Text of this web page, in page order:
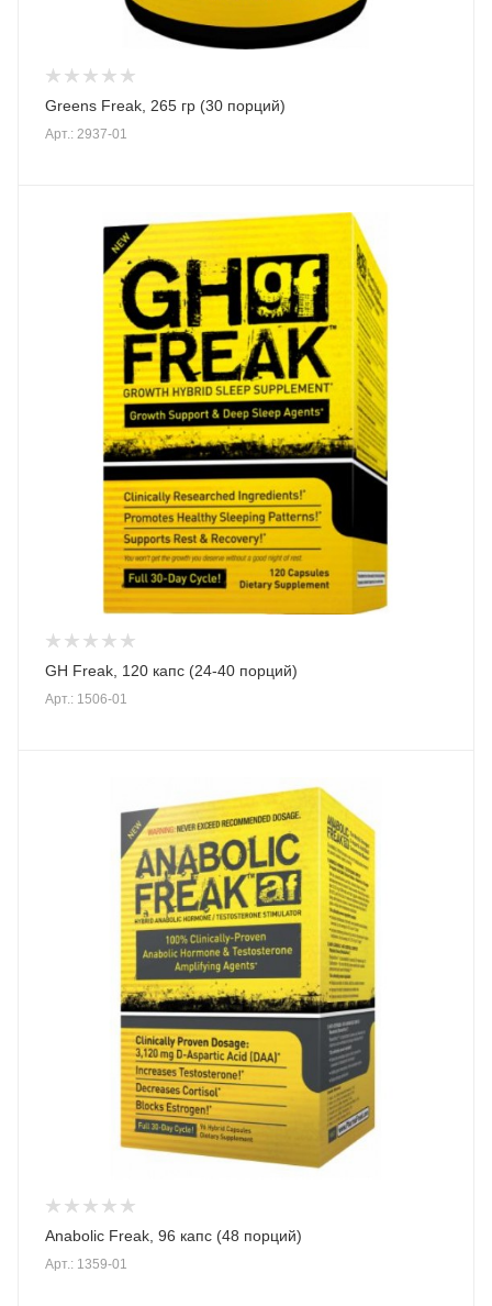
Greens Freak, 265 гр (30 порций)
Арт.: 2937-01
GH Freak, 120 капс (24-40 порций)
Арт.: 1506-01
Anabolic Freak, 96 капс (48 порций)
Арт.: 1359-01